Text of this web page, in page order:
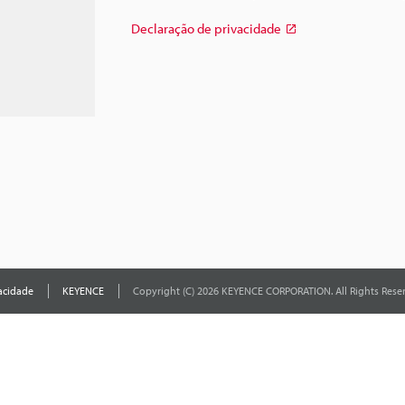
Declaração de privacidade
KEYENCE Copyright (C) 2026 KEYENCE CORPORATION. All Rights